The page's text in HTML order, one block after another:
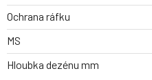
Ochrana ráfku
MS
Hloubka dezénu mm